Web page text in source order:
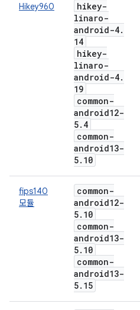
Hikey960
hikey-
linaro-
android-4.
14
hikey-
linaro-
android-4.
19
common-
android12-
5. 4
common-
android13-
5. 10
fips140
모듈
common-
android12-
5. 10
common-
android13-
5. 10
common-
android13-
5. 15